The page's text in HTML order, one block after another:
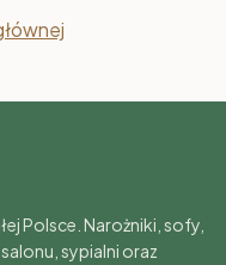
Polsce. Narożniki, sofy,
sypialni oraz